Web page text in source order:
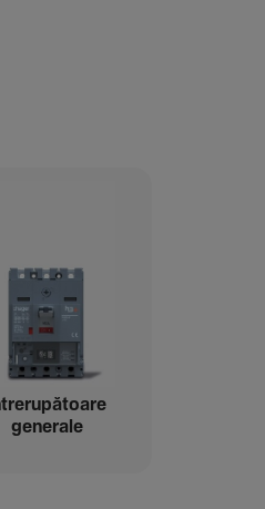
gene­rale